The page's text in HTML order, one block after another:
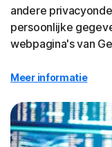
andere
persoonlijke
webpagina's van
Meer informatie